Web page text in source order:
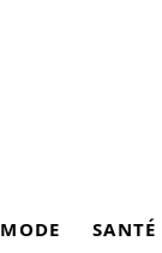
MODE SANTÉ